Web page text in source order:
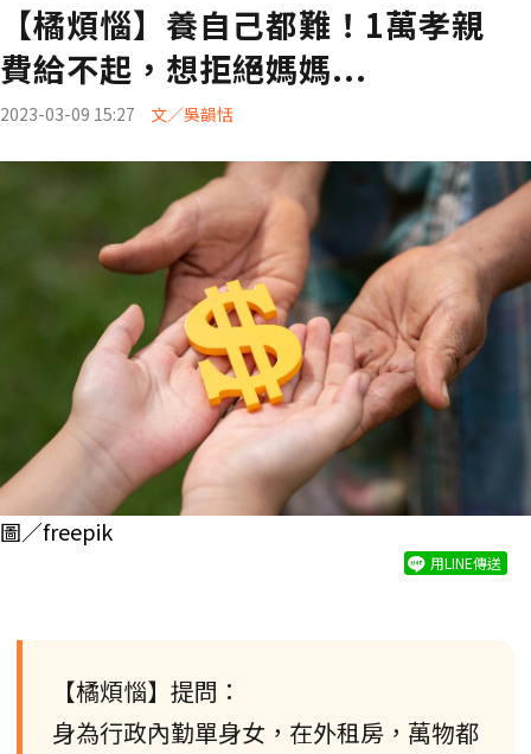
【橘煩惱】養自己都難！1萬孝親
費給不起，想拒絕媽媽...
2023-03-09 15:27 文／吳韻恬
圖／freepik
用LINE傳送
【橘煩惱】提問：
身為行政內勤單身女，在外租房，萬物都